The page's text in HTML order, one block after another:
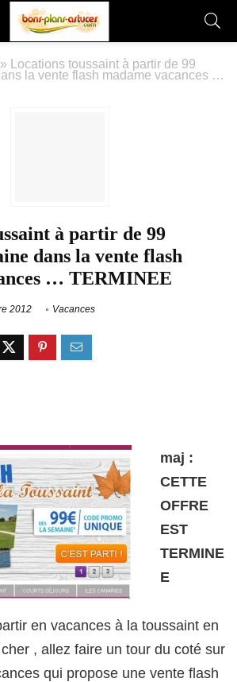
» Locations toussaint à partir de 99
la vente flash madame vacances …
à partir de 99
dans la vente flash
… TERMINEE
2012 Vacances
maj :
CETTE
OFFRE
EST
TERMINE
E
en vacances à la toussaint en
, allez faire un tour du coté sur
qui propose une vente flash